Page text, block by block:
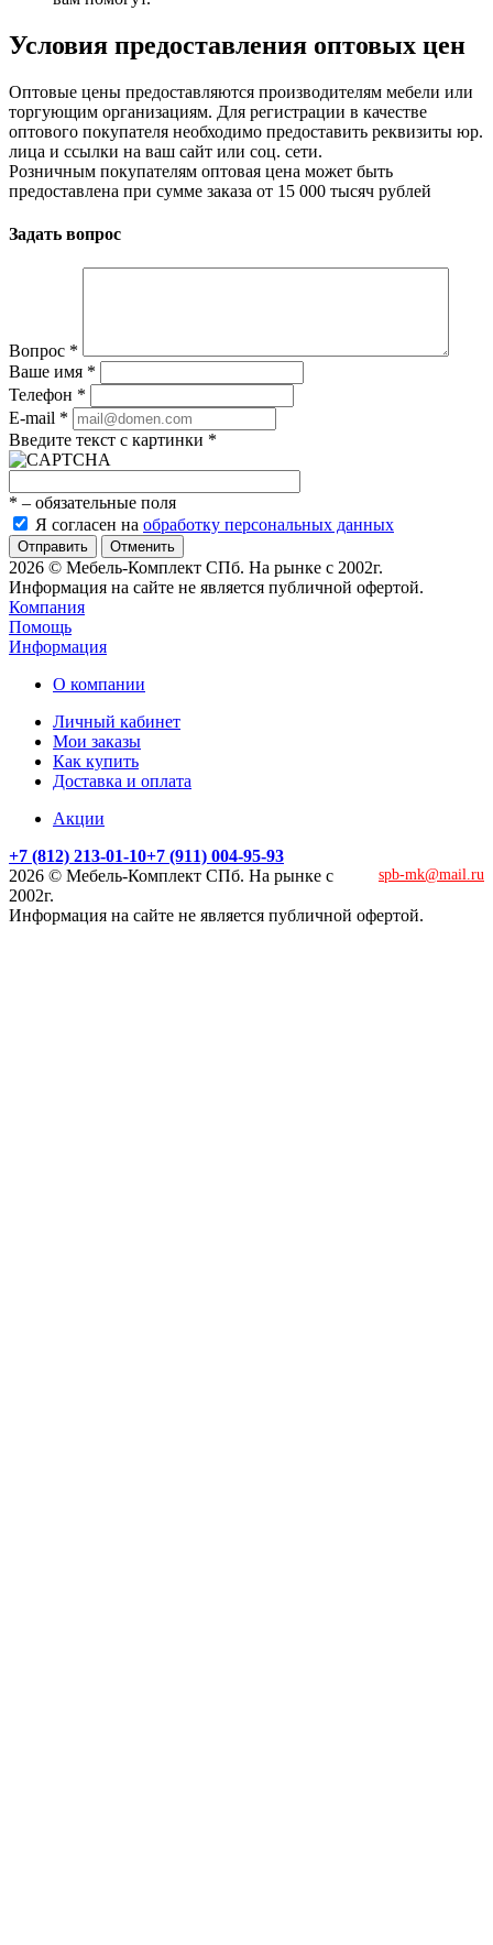
Условия предоставления оптовых цен
Оптовые цены предоставляются производителям мебели или
торгующим организациям. Для регистрации в качестве
оптового покупателя необходимо предоставить реквизиты юр.
лица и ссылки на ваш сайт или соц. сети.
Розничным покупателям оптовая цена может быть
предоставлена при сумме заказа от 15 000 тысяч рублей
Задать вопрос
Вопрос *
Ваше имя *
Телефон *
E-mail *
Введите текст с картинки *
* – обязательные поля
Я согласен на обработку персональных данных
Отменить
2026 © Мебель-Комплект СПб. На рынке с 2002г.
Информация на сайте не является публичной офертой.
Компания
Помощь
Информация
О компании
Личный кабинет
Мои заказы
Как купить
Доставка и оплата
Акции
+7 (812) 213-01-10+7 (911) 004-95-93
spb-mk@mail.ru
2026 © Мебель-Комплект СПб. На рынке с
2002г.
Информация на сайте не является публичной офертой.